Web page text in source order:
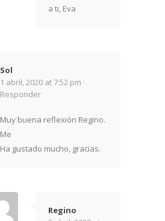
a ti, Eva
Sol
1 abril, 2020 at 7:52 pm ·
Responder
Muy buena reflexión Regino.
Me
Ha gustado mucho, gracias.
Regino